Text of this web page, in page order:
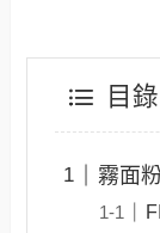
目錄
霧面